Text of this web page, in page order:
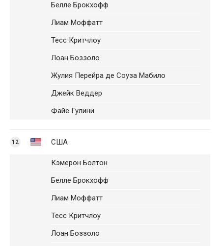
Белле Брокхофф
Лиам Моффатт
Тесс Критчлоу
Лоан Боззоло
Жулия Перейра де Соуза Мабило
Джейк Веддер
Файе Гулини
12 США
Кэмерон Болтон
Белле Брокхофф
Лиам Моффатт
Тесс Критчлоу
Лоан Боззоло